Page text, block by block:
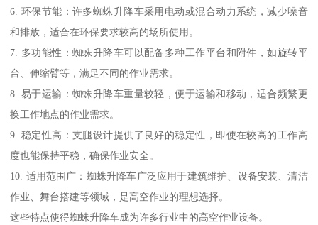
6. 环保节能：许多蜘蛛升降车采用电动或混合动力系统，减少噪音
和排放，适合在环保要求较高的场所使用。
7. 多功能性：蜘蛛升降车可以配备多种工作平台和附件，如旋转平
台、伸缩臂等，满足不同的作业需求。
8. 易于运输：蜘蛛升降车重量较轻，便于运输和移动，适合频繁更
换工作地点的作业需求。
9. 稳定性高：支腿设计提供了良好的稳定性，即使在较高的工作高
度也能保持平稳，确保作业安全。
10. 适用范围广：蜘蛛升降车广泛应用于建筑维护、设备安装、清洁
作业、舞台搭建等领域，是高空作业的理想选择。
这些特点使得蜘蛛升降车成为许多行业中的高空作业设备。